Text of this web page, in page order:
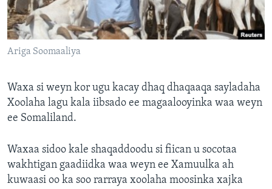
FAAQIDAADDA TODDOBAADKA
DHEXTAALKA TODDOBAADKA
Ariga Soomaaliya
Waxa si weyn kor ugu kacay dhaq dhaqaaqa sayladaha
Xoolaha lagu kala iibsado ee magaalooyinka waa weyn
ee Somaliland.
Waxaa sidoo kale shaqaddoodu si fiican u socotaa
wakhtigan gaadiidka waa weyn ee Xamuulka ah
kuwaasi oo ka soo rarraya xoolaha moosinka xajka